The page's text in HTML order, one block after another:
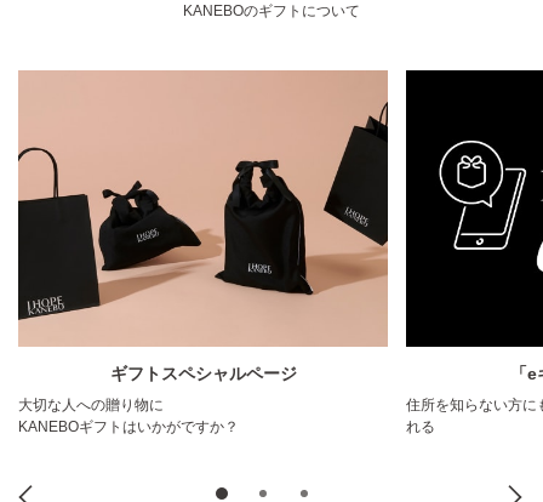
KANEBOのギフトについて
ギフトスペシャルページ
大切な人への贈り物に
KANEBOギフトはいかがですか？
「
住所を知らない方に
れる